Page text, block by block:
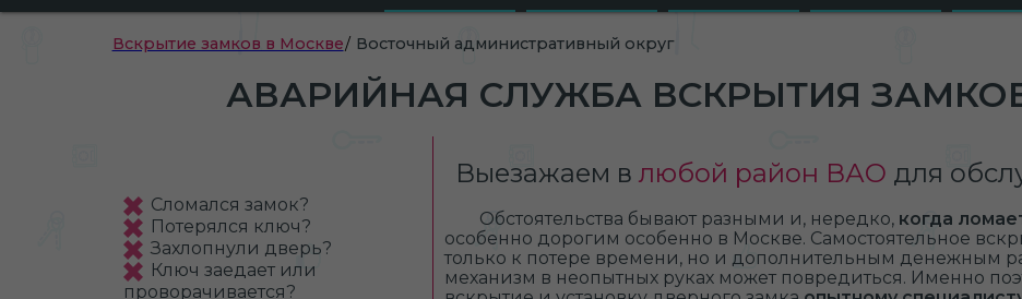
Вскрытие замков в Москве Восточный административный округ
АВАРИЙНАЯ СЛУЖБА ВСКРЫТИЯ
Сломался замок?
Потерялся ключ?
Захлопнули дверь?
Ключ заедает или
проворачивается?
Выезажаем влюбой район ВАО для
Обстоятельства бывают разными и, нередко, когда
особенно дорогим особенно в Москве. Самостоятельное
только к потере времени, но и дополнительным денежным
механизм в неопытных руках может повредиться. Именно